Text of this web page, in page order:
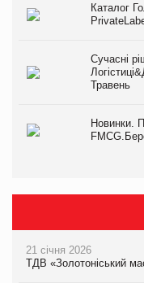
Каталог
Сучасні
Травень
Новинки.
21 січня 2026
ТДВ «Золотоніський